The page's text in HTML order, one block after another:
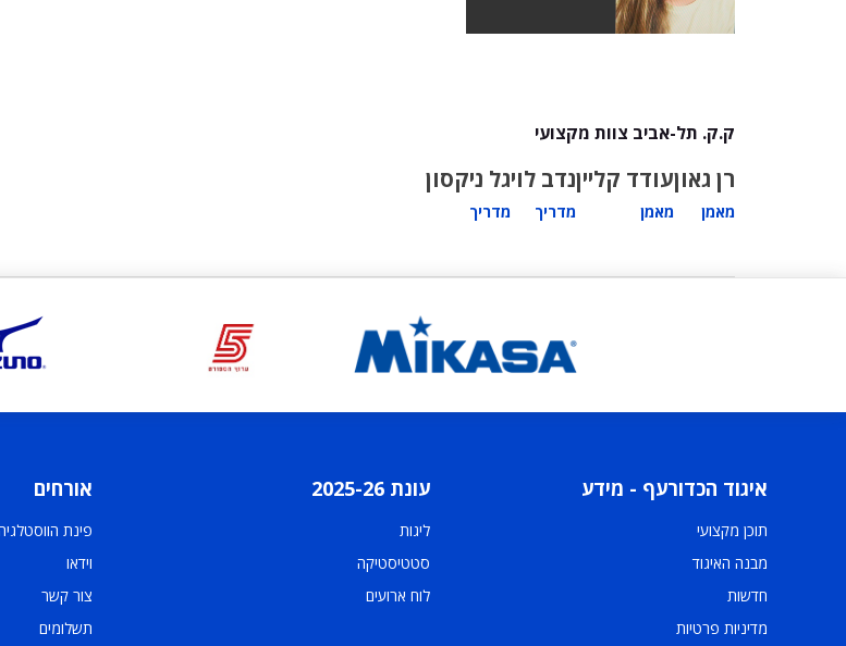
ק.ק. תל-אביב צוות מקצועי
רן גאון
מאמן
עודד קליין
מאמן
נדב לוי
מדריך
גל ניקסון
מדריך
איגוד הכדורעף - מידע
תוכן מקצועי
מבנה האיגוד
חדשות
מדיניות פרטיות
עונת 2025-26
ליגות
סטטיסטיקה
לוח ארועים
אורחים
פינת
וידאו
צור קשר
תשלומים